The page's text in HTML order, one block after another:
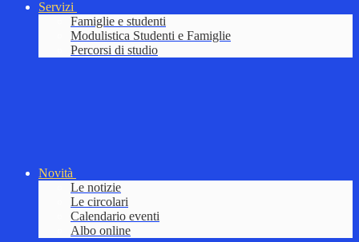
Servizi
Famiglie e studenti
Modulistica Studenti e Famiglie
Percorsi di studio
Novità
Le notizie
Le circolari
Calendario eventi
Albo online